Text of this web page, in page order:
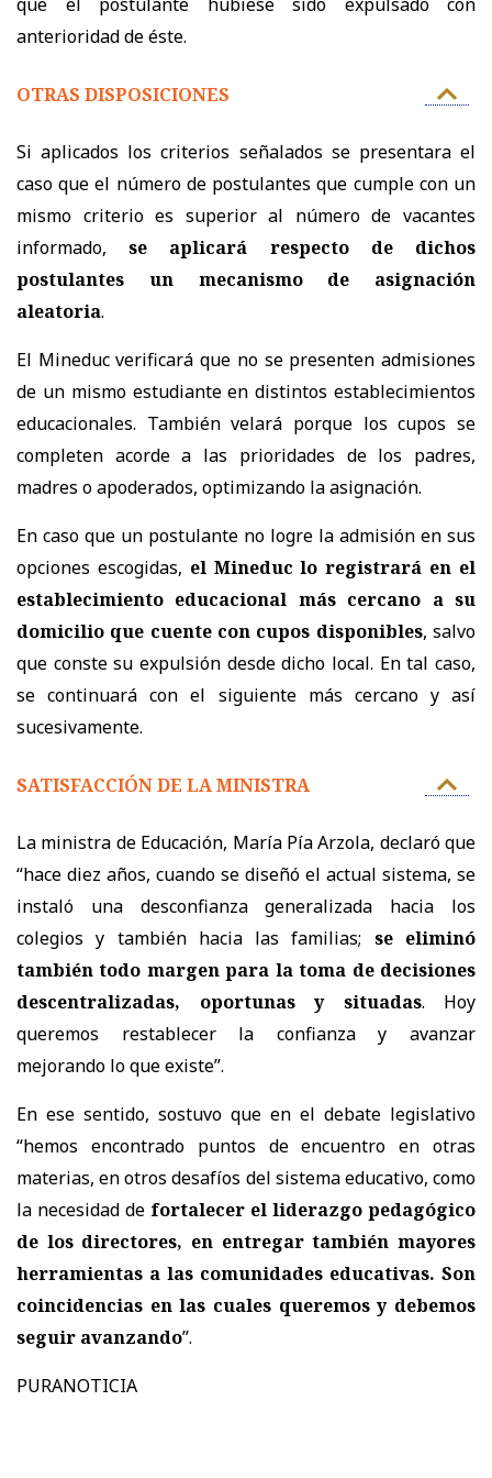
anterioridad de éste.
OTRAS DISPOSICIONES
Si aplicados los criterios señalados se presentara el
caso que el número de postulantes que cumple con un
mismo criterio es superior al número de vacantes
informado,se aplicará respecto de dichos
postulantes un mecanismo de asignación
aleatoria.
El Mineduc verificará que no se presenten admisiones
de un mismo estudiante en distintos establecimientos
educacionales. También velará porque los cupos se
completen acorde a las prioridades de los padres,
madres o apoderados, optimizando la asignación.
En caso que un postulante no logre la admisión en sus
opciones escogidas, el Mineduc lo registrará en el
establecimiento educacional más cercano a su
domicilio que cuente con cupos disponibles, salvo
que conste su expulsión desde dicho local. En tal caso,
se continuará con el siguiente más cercano y así
sucesivamente.
SATISFACCIÓN DE LA MINISTRA
La ministra de Educación, María Pía Arzola, declaró que
“hace diez años, cuando se diseñó el actual sistema, se
instaló una desconfianza generalizada hacia los
colegios y también hacia las familias; se eliminó
también todo margen para la toma de decisiones
descentralizadas, oportunas y situadas. Hoy
queremos restablecer la confianza y avanzar
mejorando lo que existe”.
En ese sentido, sostuvo que en el debate legislativo
“hemos encontrado puntos de encuentro en otras
materias, en otros desafíos del sistema educativo, como
la necesidad de fortalecer el liderazgo pedagógico
de los directores, en entregar también mayores
herramientas a las comunidades educativas. Son
coincidencias en las cuales queremos y debemos
seguir avanzando”.
PURANOTICIA